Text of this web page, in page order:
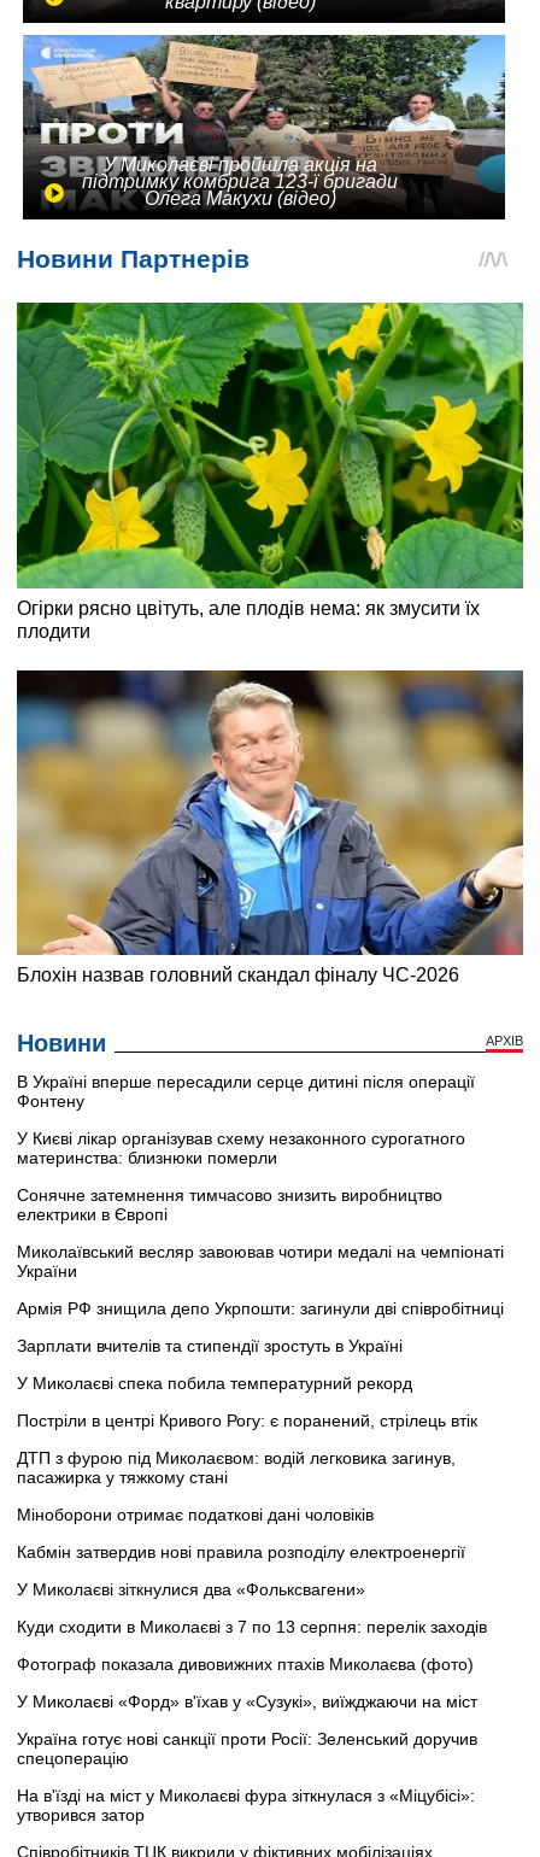
У Миколаєві пройшла акція на
підтримку комбрига 123-ї бригади
Олега Макухи (відео)
Новини АРХІВ
В Україні вперше пересадили серце дитині після операції
Фонтену
У Києві лікар організував схему незаконного сурогатного
материнства: близнюки померли
Сонячне затемнення тимчасово знизить виробництво
електрики в Європі
Миколаївський весляр завоював чотири медалі на чемпіонаті
України
Армія РФ знищила депо Укрпошти: загинули дві співробітниці
Зарплати вчителів та стипендії зростуть в Україні
У Миколаєві спека побила температурний рекорд
Постріли в центрі Кривого Рогу: є поранений, стрілець втік
ДТП з фурою під Миколаєвом: водій легковика загинув,
пасажирка у тяжкому стані
Міноборони отримає податкові дані чоловіків
Кабмін затвердив нові правила розподілу електроенергії
У Миколаєві зіткнулися два «Фольксвагени»
Куди сходити в Миколаєві з 7 по 13 серпня: перелік заходів
Фотограф показала дивовижних птахів Миколаєва (фото)
У Миколаєві «Форд» в'їхав у «Сузукі», виїжджаючи на міст
Україна готує нові санкції проти Росії: Зеленський доручив
спецоперацію
На в'їзді на міст у Миколаєві фура зіткнулася з «Міцубісі»:
утворився затор
Співробітників ТЦК викрили у фіктивних мобілізаціях